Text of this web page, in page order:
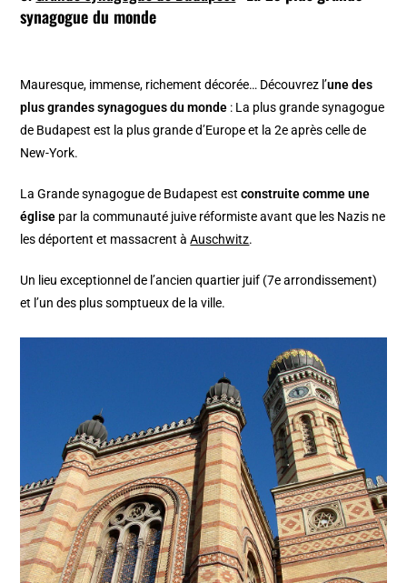
synagogue du monde
Mauresque, immense, richement décorée… Découvrez l’une des
plus grandes synagogues du monde : La plus grande synagogue
de Budapest est la plus grande d’Europe et la 2e après celle de
New-York.
La Grande synagogue de Budapest estconstruite comme une
église par la communauté juive réformiste avant que les Nazis ne
les déportent et massacrent àAuschwitz.
Un lieu exceptionnel de l’ancien quartier juif (7e arrondissement)
et l’un des plus somptueux de la ville.